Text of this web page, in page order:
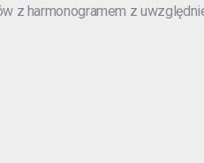
z harmonogramem z